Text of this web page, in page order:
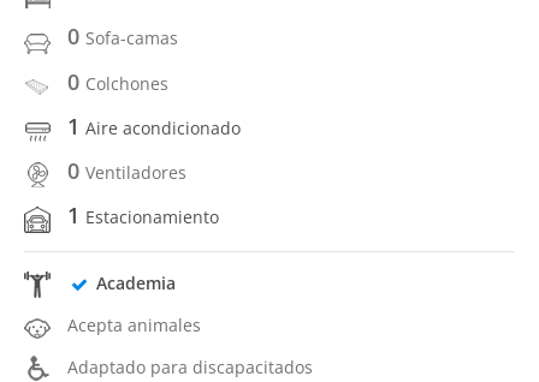
0 Sofa-camas
0 Colchones
1 Aire acondicionado
0 Ventiladores
1 Estacionamiento
Academia
Acepta animales
Adaptado para discapacitados